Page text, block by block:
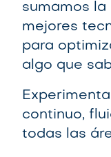
sumamos
mejores
para
algo que
continuo,
todas las